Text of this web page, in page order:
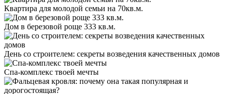
Квартира для молодой семьи на 70кв.м.
Дом в березовой роще 333 кв.м.
День со строителем: секреты возведения качественных домов
Спа-комплекс твоей мечты